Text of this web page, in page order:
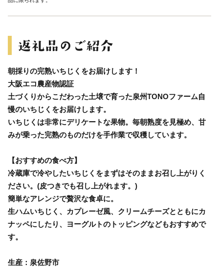
朝採りの完熟いちじくをお届けします！
大阪エコ農産物認証
土づくりからこだわった土壌で育った泉州TONOファーム自
慢のいちじくをお届けします。
いちじくは非常にデリケートな果物。毎朝熟度を見極め、甘
みが乗った完熟のものだけを手作業で収穫しています。
【おすすめの食べ方】
冷蔵庫で冷やしたいちじくをまずはそのままお召し上がりく
ださい。(皮つきでも召し上がれます。)
簡単なアレンジで贅沢な食卓に。
生ハムいちじく、カプレーゼ風、クリームチーズとともにカ
ナッペにしたり、ヨーグルトのトッピングなどもおすすめで
す。
生産：泉佐野市